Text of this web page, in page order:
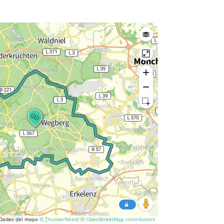
del mapa © Thunderforest © OpenStreetMap contributors